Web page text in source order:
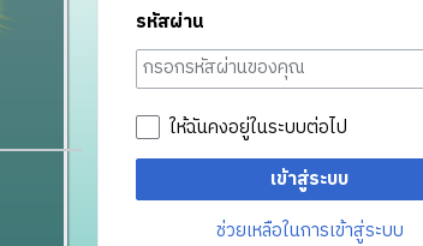
รหัสผ่าน
ให้ฉันคงอยู่ในระบบต่อไป
เข้าสู่ระบบ
ช่วยเหลือในการเข้าสู่ระบบ